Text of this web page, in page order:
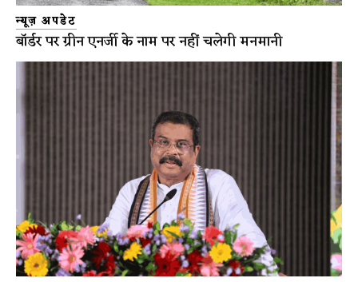
न्यूज़ अपडेट
बॉर्डर पर ग्रीन एनर्जी के नाम पर नहीं चलेगी मनमानी